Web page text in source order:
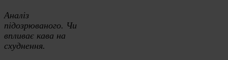
Аналіз
підозрюваного. Чи
впливає кава на
схуднення.